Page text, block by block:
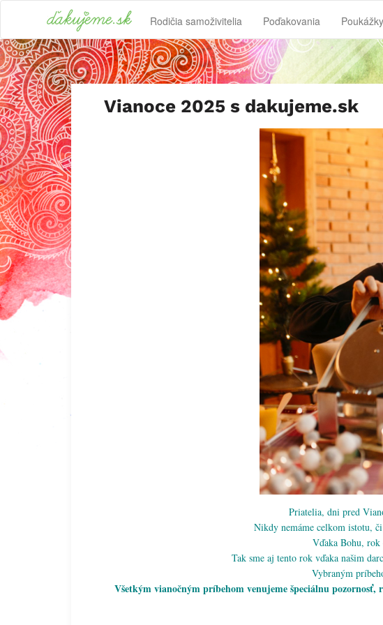
Rodičia samoživitelia Poďakovania Poukážky
Vianoce 2025 s dakujeme.sk
Priatelia, dni pred
Nikdy nemáme celkom istotu,
Vďaka Bohu,
Tak sme aj tento rok vďaka našim
Vybraným
Všetkým vianočným príbehom venujeme špeciálnu